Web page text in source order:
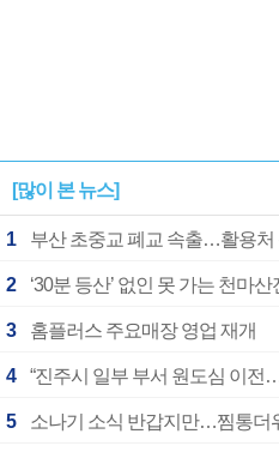
[많이 본 뉴스]
1 부산 초중교 폐교 속출…활용처
2 ‘30분 등산’ 없인 못 가는 천마
3 홈플러스 주요매장 영업 재개
4 “진주시 일부 부서 원도심 이전
5 소나기 소식 반갑지만…찜통더